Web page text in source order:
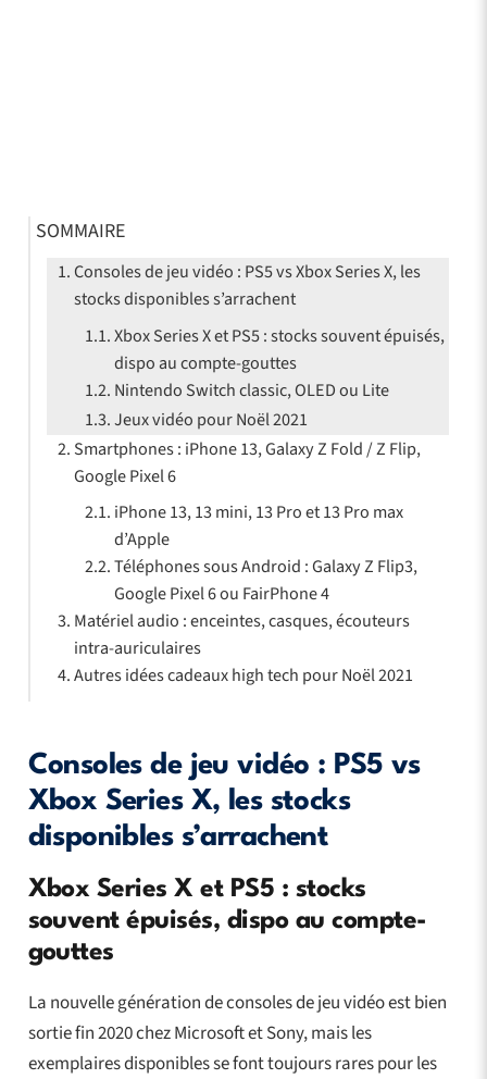
Consoles de jeu vidéo : PS5 vs
Xbox Series X, les stocks
disponibles s’arrachent
Xbox Series X et PS5 : stocks
souvent épuisés, dispo au compte-
gouttes
La nouvelle génération de consoles de jeu vidéo est bien
sortie fin 2020 chez Microsoft et Sony, mais les
exemplaires disponibles se font toujours rares pour les
SOMMAIRE
Consoles de jeu vidéo : PS5 vs Xbox Series X, les
stocks disponibles s’arrachent
Xbox Series X et PS5 : stocks souvent épuisés,
dispo au compte-gouttes
Nintendo Switch classic, OLED ou Lite
Jeux vidéo pour Noël 2021
Smartphones : iPhone 13, Galaxy Z Fold / Z Flip,
Google Pixel 6
iPhone 13, 13 mini, 13 Pro et 13 Pro max
d’Apple
Téléphones sous Android : Galaxy Z Flip3,
Google Pixel 6 ou FairPhone 4
Matériel audio : enceintes, casques, écouteurs
intra-auriculaires
Autres idées cadeaux high tech pour Noël 2021